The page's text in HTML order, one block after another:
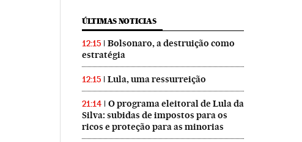
ÚLTIMAS NOTICIAS
12:15
Bolsonaro, a destruição como
estratégia
12:15 Lula, uma ressurreição
21:14
O programa eleitoral de Lula da
Silva: subidas de impostos para os
ricos e proteção para as minorias